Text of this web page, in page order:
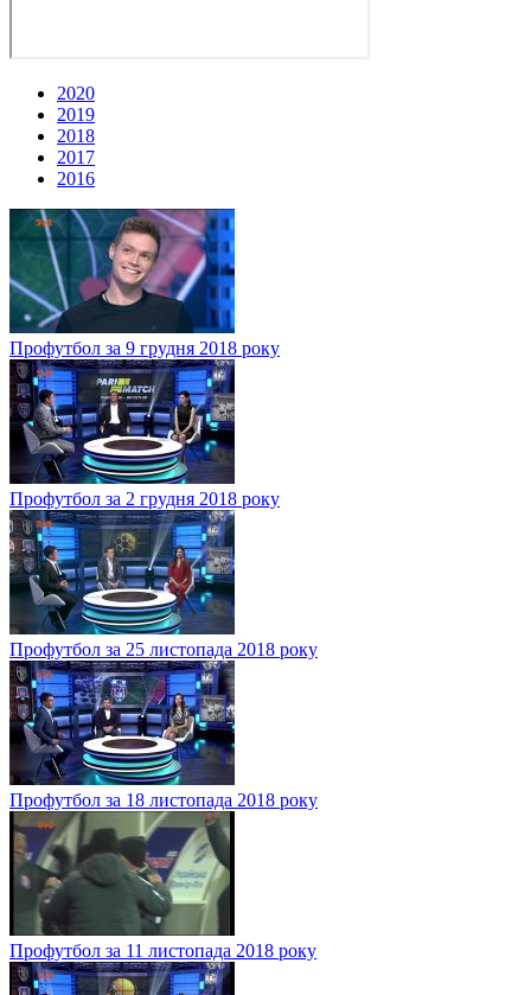
2020
2019
2018
2017
2016
Профутбол за 9 грудня 2018 року
Профутбол за 2 грудня 2018 року
Профутбол за 25 листопада 2018 року
Профутбол за 18 листопада 2018 року
Профутбол за 11 листопада 2018 року